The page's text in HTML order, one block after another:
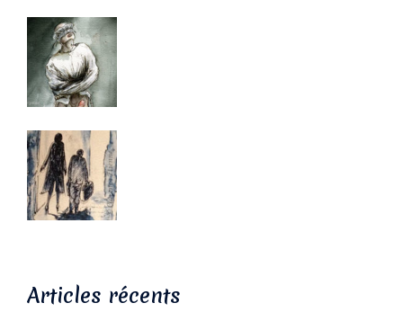
Articles récents